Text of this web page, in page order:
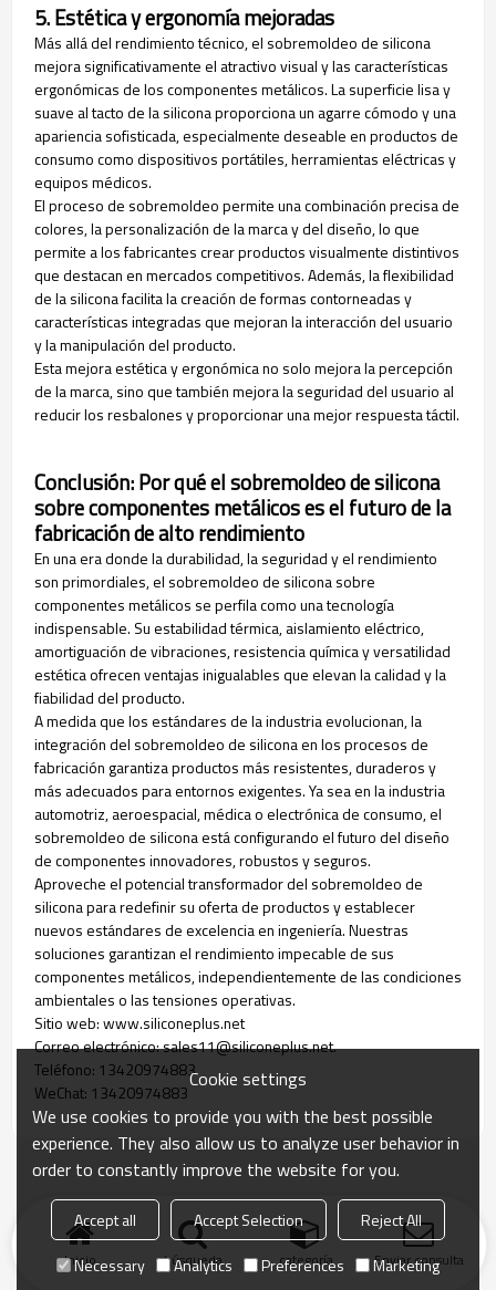
5. Estética y ergonomía mejoradas
Más allá del rendimiento técnico, el sobremoldeo de silicona
mejora significativamente el atractivo visual y las características
ergonómicas de los componentes metálicos. La superficie lisa y
suave al tacto de la silicona proporciona un agarre cómodo y una
apariencia sofisticada, especialmente deseable en productos de
consumo como dispositivos portátiles, herramientas eléctricas y
equipos médicos.
El proceso de sobremoldeo permite una combinación precisa de
colores, la personalización de la marca y del diseño, lo que
permite a los fabricantes crear productos visualmente distintivos
que destacan en mercados competitivos. Además, la flexibilidad
de la silicona facilita la creación de formas contorneadas y
características integradas que mejoran la interacción del usuario
y la manipulación del producto.
Esta mejora estética y ergonómica no solo mejora la percepción
de la marca, sino que también mejora la seguridad del usuario al
reducir los resbalones y proporcionar una mejor respuesta táctil.
Conclusión: Por qué el sobremoldeo de silicona
sobre componentes metálicos es el futuro de la
fabricación de alto rendimiento
En una era donde la durabilidad, la seguridad y el rendimiento
son primordiales, el sobremoldeo de silicona sobre
componentes metálicos se perfila como una tecnología
indispensable. Su estabilidad térmica, aislamiento eléctrico,
amortiguación de vibraciones, resistencia química y versatilidad
estética ofrecen ventajas inigualables que elevan la calidad y la
fiabilidad del producto.
A medida que los estándares de la industria evolucionan, la
integración del sobremoldeo de silicona en los procesos de
fabricación garantiza productos más resistentes, duraderos y
más adecuados para entornos exigentes. Ya sea en la industria
automotriz, aeroespacial, médica o electrónica de consumo, el
sobremoldeo de silicona está configurando el futuro del diseño
de componentes innovadores, robustos y seguros.
Aproveche el potencial transformador del sobremoldeo de
silicona para redefinir su oferta de productos y establecer
nuevos estándares de excelencia en ingeniería. Nuestras
soluciones garantizan el rendimiento impecable de sus
componentes metálicos, independientemente de las condiciones
ambientales o las tensiones operativas.
Sitio web: www.siliconeplus.net
Correo electrónico: sales11@siliconeplus.net.
Teléfono: 13420974883
WeChat: 13420974883
Inicio búsqueda categoría Enviar consulta
Cookie settings
We use cookies to provide you with the best possible
experience. They also allow us to analyze user behavior in
order to constantly improve the website for you.
Accept all Accept Selection
Reject All
Necessary
Analytics Preferences Marketing